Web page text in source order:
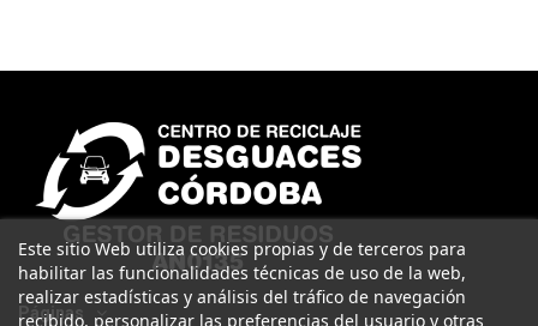
Páginas
Este sitio Web utiliza cookies propias y de terceros para
habilitar las funcionalidades técnicas de uso de la web,
realizar estadísticas y análisis del tráfico de navegación
recibido, personalizar las preferencias del usuario y otras